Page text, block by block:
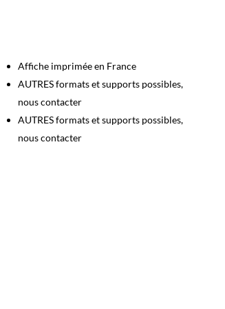
Affiche imprimée en France
AUTRES formats et supports possibles,
nous contacter
AUTRES formats et supports possibles,
nous contacter